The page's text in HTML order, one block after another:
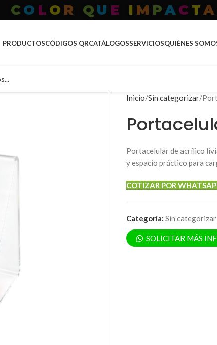
TODO P ARA T U MARCA
PRODUCTOSCÓDIGOS QRCATÁLOGOSSERVICIOSQUIÉNES
Inicio Sin categorizar
Portacelular de acrílico
y espacio práctico para
COTIZAR POR
Categoría: Sin categorizar
SOLICITAR MÁS